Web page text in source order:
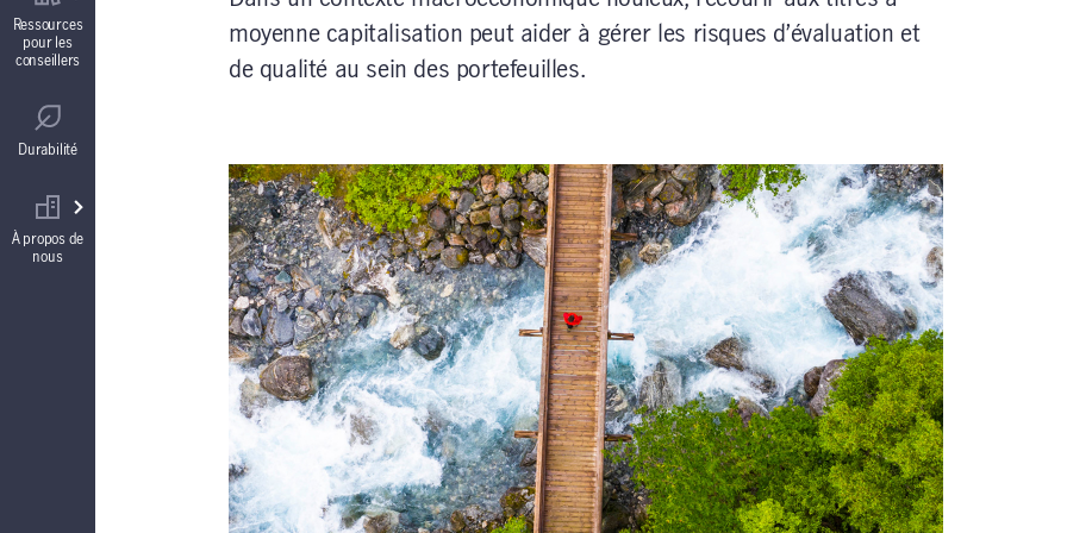
Contrats de fonds distincts
Ressources
pour les
conseillers
Votre équipe commerciale
Durabilité
À propos de
nous
moyenne capitalisation peut aider à gérer les risques d’évaluation et
de qualité au sein des portefeuilles.